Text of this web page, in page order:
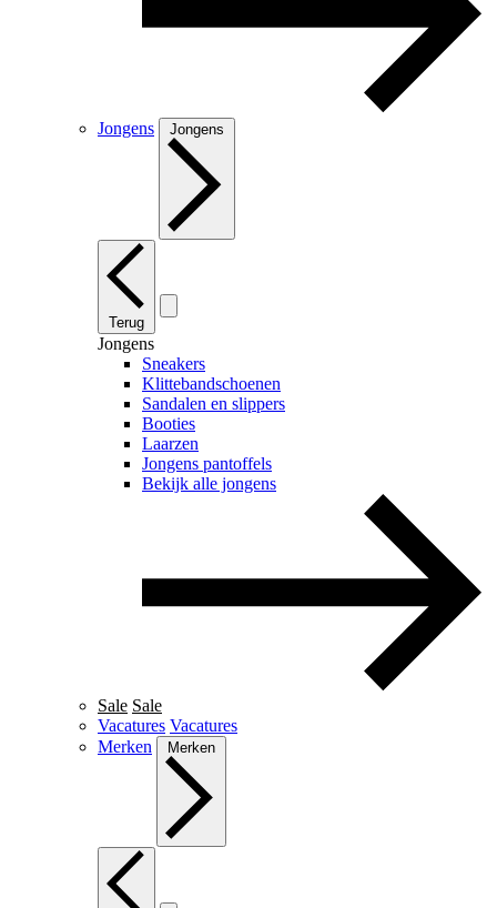
Jongens Jongens
Terug
Jongens
Sneakers
Klittebandschoenen
Sandalen en slippers
Booties
Laarzen
Jongens pantoffels
Bekijk alle jongens
Sale Sale
Vacatures Vacatures
Merken
Merken